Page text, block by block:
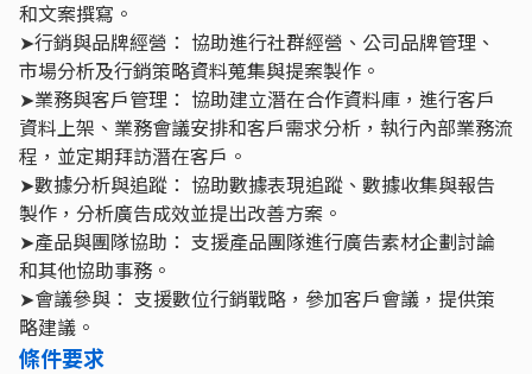
和文案撰寫。
➤行銷與品牌經營： 協助進行社群經營、公司品牌管理、
市場分析及行銷策略資料蒐集與提案製作。
➤業務與客戶管理： 協助建立潛在合作資料庫，進行客戶
資料上架、業務會議安排和客戶需求分析，執行內部業務流
程，並定期拜訪潛在客戶。
➤數據分析與追蹤： 協助數據表現追蹤、數據收集與報告
製作，分析廣告成效並提出改善方案。
➤產品與團隊協助： 支援產品團隊進行廣告素材企劃討論
和其他協助事務。
➤會議參與： 支援數位行銷戰略，參加客戶會議，提供策
略建議。
條件要求